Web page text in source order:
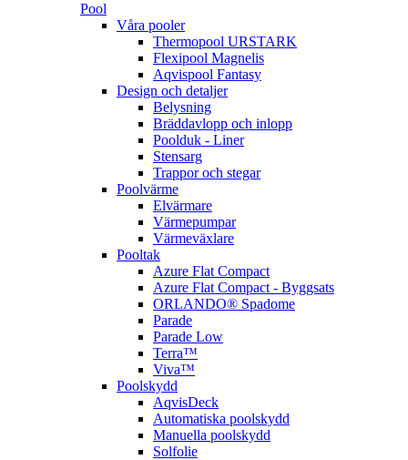
Pool
Våra pooler
Thermopool URSTARK
Flexipool Magnelis
Aqvispool Fantasy
Design och detaljer
Belysning
Bräddavlopp och inlopp
Poolduk - Liner
Stensarg
Trappor och stegar
Poolvärme
Elvärmare
Värmepumpar
Värmeväxlare
Pooltak
Azure Flat Compact
Azure Flat Compact - Byggsats
ORLANDO® Spadome
Parade
Parade Low
Terra™
Viva™
Poolskydd
AqvisDeck
Automatiska poolskydd
Manuella poolskydd
Solfolie